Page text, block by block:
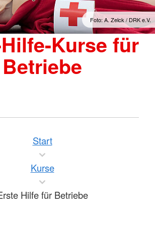
Foto: A. Zelck / DRK e.V.
Kurse für
Betriebe
Start
Kurse
Hilfe für Betriebe